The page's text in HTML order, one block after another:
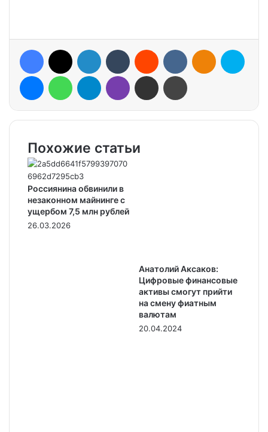
Похожие статьи
Россиянина обвинили в
незаконном майнинге с
ущербом 7,5 млн рублей
26.03.2026
Анатолий Аксаков:
Цифровые финансовые
активы смогут прийти
на смену фиатным
валютам
20.04.2024